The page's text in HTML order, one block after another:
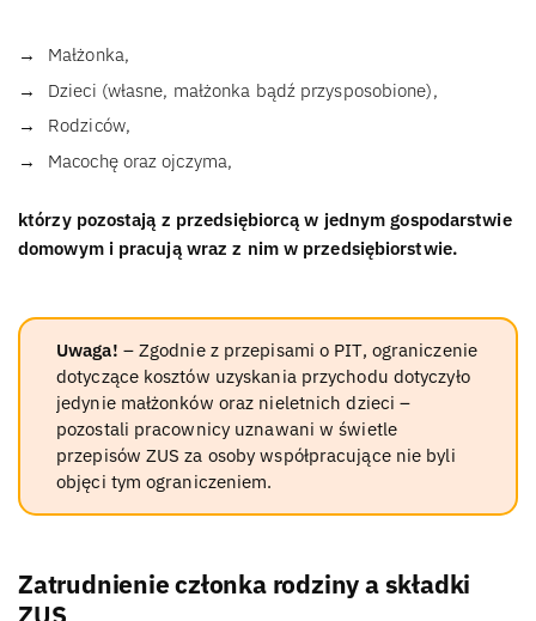
Małżonka,
Dzieci (własne, małżonka bądź przysposobione),
Rodziców,
Macochę oraz ojczyma,
którzy pozostają z przedsiębiorcą w jednym gospodarstwie
domowym i pracują wraz z nim w przedsiębiorstwie.
Uwaga! – Zgodnie z przepisami o PIT, ograniczenie
dotyczące kosztów uzyskania przychodu dotyczyło
jedynie małżonków oraz nieletnich dzieci –
pozostali pracownicy uznawani w świetle
przepisów ZUS za osoby współpracujące nie byli
objęci tym ograniczeniem.
Zatrudnienie członka rodziny a składki